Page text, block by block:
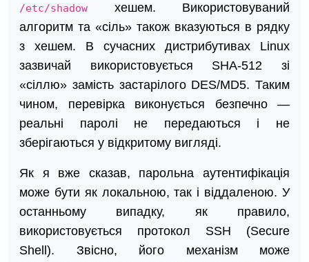
/etc/shadow хешем. Використовуваний
алгоритм та «сіль» також вказуються в рядку
з хешем. В сучасних дистрибутивах Linux
зазвичай використовується SHA-512 зі
«сіллю» замість застарілого DES/MD5. Таким
чином, перевірка виконується безпечно —
реальні паролі не передаються і не
зберігаються у відкритому вигляді.
Як я вже сказав, парольна аутентифікація
може бути як локальною, так і віддаленою. У
останньому випадку, як правило,
використовується протокол SSH (Secure
Shell). Звісно, його механізм може